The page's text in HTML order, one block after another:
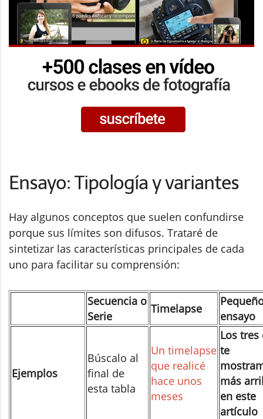
Ensayo: Tipología y variantes
Hay algunos conceptos que suelen confundirse
porque sus límites son difusos. Trataré de
sintetizar las características principales de cada
uno para facilitar su comprensión:
Secuencia o
Serie
Timelapse
ensayo
Ejemplos
Búscalo al
final de
esta tabla
Un timelapse
que realicé
hace unos
meses
Los tres
te
más
en este
artículo